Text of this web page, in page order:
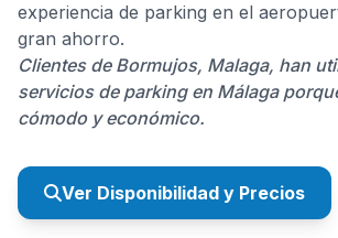
experiencia de parking en el
gran ahorro.
Clientes de Bormujos, Malaga, han
servicios de parking en Málaga
cómodo y económico.
Ver Disponibilidad y Precios